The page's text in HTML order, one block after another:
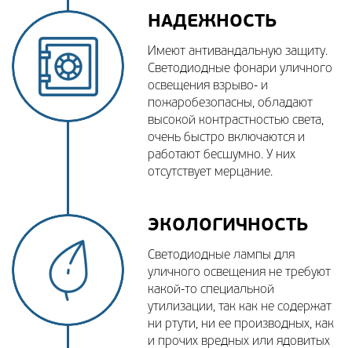
НАДЕЖНОСТЬ
Имеют антивандальную защиту.
Светодиодные фонари уличного
освещения взрыво- и
пожаробезопасны, обладают
высокой контрастностью света,
очень быстро включаются и
работают бесшумно. У них
отсутствует мерцание.
ЭКОЛОГИЧНОСТЬ
Светодиодные лампы для
уличного освещения не требуют
какой-то специальной
утилизации, так как не содержат
ни ртути, ни ее производных, как
и прочих вредных или ядовитых